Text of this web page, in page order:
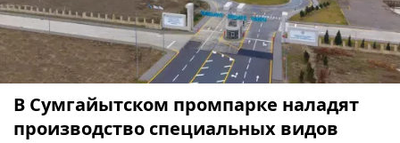
В Сумгайытском промпарке наладят
производство специальных видов